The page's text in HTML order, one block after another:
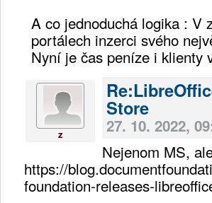
A co jednoduchá logika : V
portálech inzerci svého
Nyní je čas peníze i klienty
z
Store
27. 10. 2022,
Nejenom MS,
https://
foundation-releases-